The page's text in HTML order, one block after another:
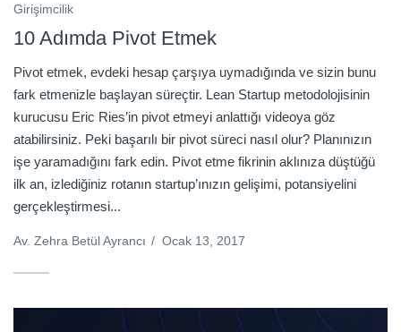
Girişimcilik
10 Adımda Pivot Etmek
Pivot etmek, evdeki hesap çarşıya uymadığında ve sizin bunu
fark etmenizle başlayan süreçtir. Lean Startup metodolojisinin
kurucusu Eric Ries’in pivot etmeyi anlattığı videoya göz
atabilirsiniz. Peki başarılı bir pivot süreci nasıl olur? Planınızın
işe yaramadığını fark edin. Pivot etme fikrinin aklınıza düştüğü
ilk an, izlediğiniz rotanın startup’ınızın gelişimi, potansiyelini
gerçekleştirmesi...
Av. Zehra Betül Ayrancı / Ocak 13, 2017